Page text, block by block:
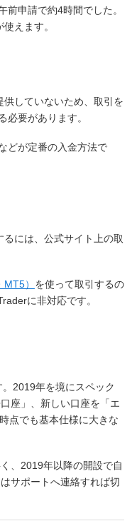
前申請で約4時間でした。
えます。
していないため、取引を
必要があります。
どが定番の入金方法で
には、公式サイト上の取
） を使って取引するの
に非対応です。
2019年を境にスペック
座」、新しい口座を「エ
点でも基本仕様に大きな
、2019年以降の開設で自
サポートへ連絡すれば切